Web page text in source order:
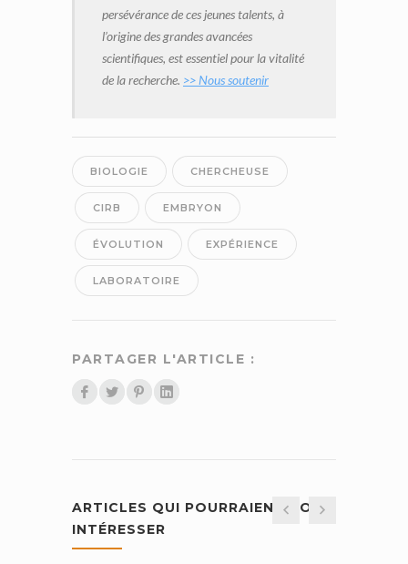
persévérance de ces jeunes talents, à
l’origine des grandes avancées
scientifiques, est essentiel pour la vitalité
de la recherche. >> Nous soutenir
BIOLOGIE CHERCHEUSE
CIRB EMBRYON
ÉVOLUTION EXPÉRIENCE
LABORATOIRE
PARTAGER L'ARTICLE :
ARTICLES QUI POURRAIENT VOUS
INTÉRESSER